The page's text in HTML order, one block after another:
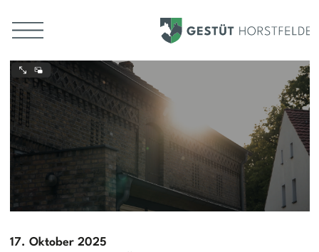
Direkt zum Inhalt
WENN
Bild
17. Oktober 2025